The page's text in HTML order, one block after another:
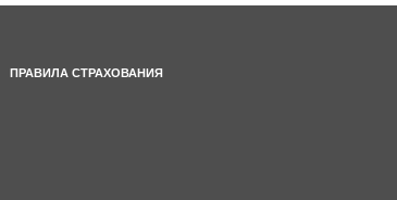
ПРАВИЛА СТРАХОВАНИЯ